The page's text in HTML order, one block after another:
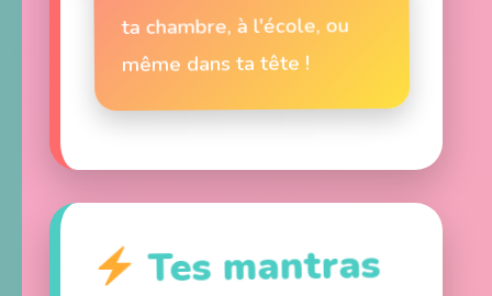
ta chambre, à l'école, ou
même dans ta tête !
Tes mantras